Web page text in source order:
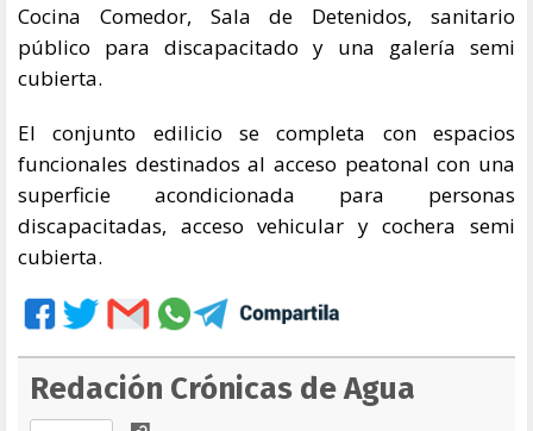
Cocina Comedor, Sala de Detenidos, sanitario
público para discapacitado y una galería semi
cubierta.
El conjunto edilicio se completa con espacios
funcionales destinados al acceso peatonal con una
superficie acondicionada para personas
discapacitadas, acceso vehicular y cochera semi
cubierta.
Redación Crónicas de Agua